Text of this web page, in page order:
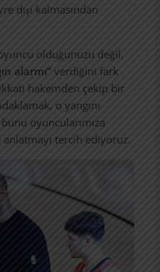
dışı kalmasından
olduğunuzu değil,
alarmı”verdiğini fark
hakemden çekip bir
o yangını
oyuncularımıza
anlatmayı tercih ediyoruz.